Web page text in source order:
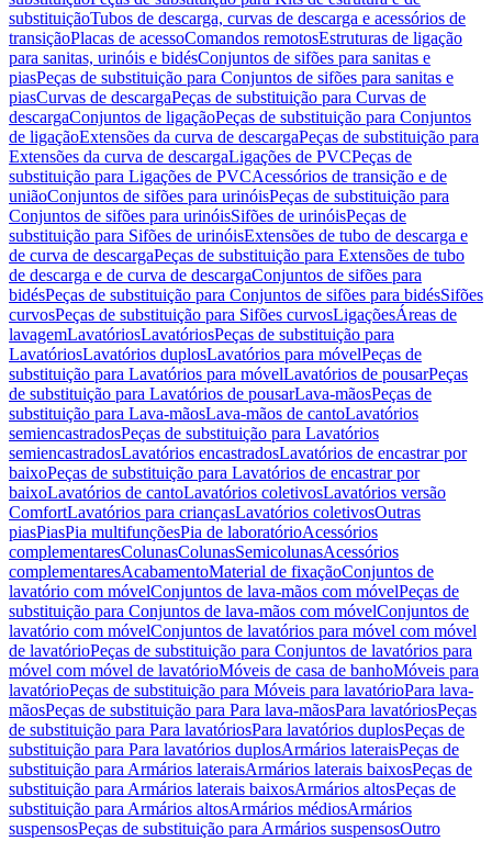
substituiçãoTubos de descarga, curvas de descarga e acessórios de
transiçãoPlacas de acessoComandos remotosEstruturas de ligação
para sanitas, urinóis e bidésConjuntos de sifões para sanitas e
piasPeças de substituição para Conjuntos de sifões para sanitas e
piasCurvas de descargaPeças de substituição para Curvas de
descargaConjuntos de ligaçãoPeças de substituição para Conjuntos
de ligaçãoExtensões da curva de descargaPeças de substituição para
Extensões da curva de descargaLigações de PVCPeças de
substituição para Ligações de PVCAcessórios de transição e de
uniãoConjuntos de sifões para urinóisPeças de substituição para
Conjuntos de sifões para urinóisSifões de urinóisPeças de
substituição para Sifões de urinóisExtensões de tubo de descarga e
de curva de descargaPeças de substituição para Extensões de tubo
de descarga e de curva de descargaConjuntos de sifões para
bidésPeças de substituição para Conjuntos de sifões para bidésSifões
curvosPeças de substituição para Sifões curvosLigaçõesÁreas de
lavagemLavatóriosLavatóriosPeças de substituição para
LavatóriosLavatórios duplosLavatórios para móvelPeças de
substituição para Lavatórios para móvelLavatórios de pousarPeças
de substituição para Lavatórios de pousarLava-mãosPeças de
substituição para Lava-mãosLava-mãos de cantoLavatórios
semiencastradosPeças de substituição para Lavatórios
semiencastradosLavatórios encastradosLavatórios de encastrar por
baixoPeças de substituição para Lavatórios de encastrar por
baixoLavatórios de cantoLavatórios coletivosLavatórios versão
ComfortLavatórios para criançasLavatórios coletivosOutras
piasPiasPia multifunçõesPia de laboratórioAcessórios
complementaresColunasColunasSemicolunasAcessórios
complementaresAcabamentoMaterial de fixaçãoConjuntos de
lavatório com móvelConjuntos de lava-mãos com móvelPeças de
substituição para Conjuntos de lava-mãos com móvelConjuntos de
lavatório com móvelConjuntos de lavatórios para móvel com móvel
de lavatórioPeças de substituição para Conjuntos de lavatórios para
móvel com móvel de lavatórioMóveis de casa de banhoMóveis para
lavatórioPeças de substituição para Móveis para lavatórioPara lava-
mãosPeças de substituição para Para lava-mãosPara lavatóriosPeças
de substituição para Para lavatóriosPara lavatórios duplosPeças de
substituição para Para lavatórios duplosArmários lateraisPeças de
substituição para Armários lateraisArmários laterais baixosPeças de
substituição para Armários laterais baixosArmários altosPeças de
substituição para Armários altosArmários médiosArmários
suspensosPeças de substituição para Armários suspensosOutro